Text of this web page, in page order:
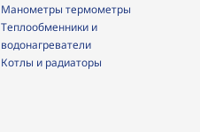
манометры термометры
теплообменники и
водонагреватели
Котлы и радиаторы